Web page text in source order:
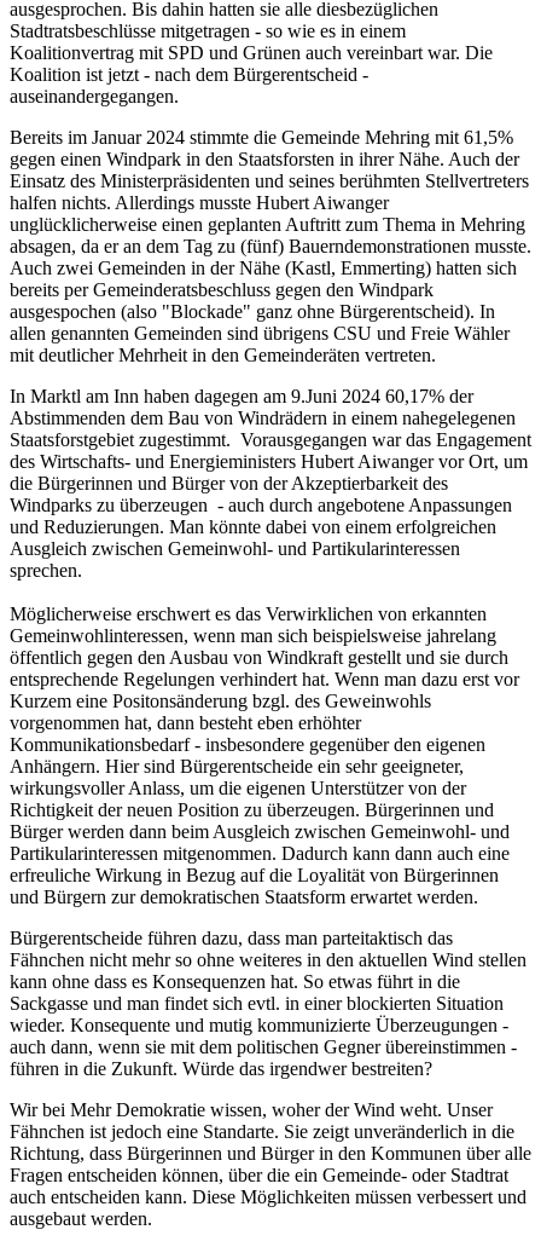
ausgesprochen. Bis dahin hatten sie alle diesbezüglichen
Stadtratsbeschlüsse mitgetragen - so wie es in einem
Koalitionvertrag mit SPD und Grünen auch vereinbart war. Die
Koalition ist jetzt - nach dem Bürgerentscheid -
auseinandergegangen.
Bereits im Januar 2024 stimmte die Gemeinde Mehring mit 61,5%
gegen einen Windpark in den Staatsforsten in ihrer Nähe. Auch der
Einsatz des Ministerpräsidenten und seines berühmten Stellvertreters
halfen nichts. Allerdings musste Hubert Aiwanger
unglücklicherweise einen geplanten Auftritt zum Thema in Mehring
absagen, da er an dem Tag zu (fünf) Bauerndemonstrationen musste.
Auch zwei Gemeinden in der Nähe (Kastl, Emmerting) hatten sich
bereits per Gemeinderatsbeschluss gegen den Windpark
ausgespochen (also "Blockade" ganz ohne Bürgerentscheid). In
allen genannten Gemeinden sind übrigens CSU und Freie Wähler
mit deutlicher Mehrheit in den Gemeinderäten vertreten.
In Marktl am Inn haben dagegen am 9.Juni 2024 60,17% der
Abstimmenden dem Bau von Windrädern in einem nahegelegenen
Staatsforstgebiet zugestimmt. Vorausgegangen war das Engagement
des Wirtschafts- und Energieministers Hubert Aiwanger vor Ort, um
die Bürgerinnen und Bürger von der Akzeptierbarkeit des
Windparks zu überzeugen - auch durch angebotene Anpassungen
und Reduzierungen. Man könnte dabei von einem erfolgreichen
Ausgleich zwischen Gemeinwohl- und Partikularinteressen
sprechen.
Möglicherweise erschwert es das Verwirklichen von erkannten
Gemeinwohlinteressen, wenn man sich beispielsweise jahrelang
öffentlich gegen den Ausbau von Windkraft gestellt und sie durch
entsprechende Regelungen verhindert hat. Wenn man dazu erst vor
Kurzem eine Positonsänderung bzgl. des Geweinwohls
vorgenommen hat, dann besteht eben erhöhter
Kommunikationsbedarf - insbesondere gegenüber den eigenen
Anhängern. Hier sind Bürgerentscheide ein sehr geeigneter,
wirkungsvoller Anlass, um die eigenen Unterstützer von der
Richtigkeit der neuen Position zu überzeugen. Bürgerinnen und
Bürger werden dann beim Ausgleich zwischen Gemeinwohl- und
Partikularinteressen mitgenommen. Dadurch kann dann auch eine
erfreuliche Wirkung in Bezug auf die Loyalität von Bürgerinnen
und Bürgern zur demokratischen Staatsform erwartet werden.
Bürgerentscheide führen dazu, dass man parteitaktisch das
Fähnchen nicht mehr so ohne weiteres in den aktuellen Wind stellen
kann ohne dass es Konsequenzen hat. So etwas führt in die
Sackgasse und man findet sich evtl. in einer blockierten Situation
wieder. Konsequente und mutig kommunizierte Überzeugungen -
auch dann, wenn sie mit dem politischen Gegner übereinstimmen -
führen in die Zukunft. Würde das irgendwer bestreiten?
Wir bei Mehr Demokratie wissen, woher der Wind weht. Unser
Fähnchen ist jedoch eine Standarte. Sie zeigt unveränderlich in die
Richtung, dass Bürgerinnen und Bürger in den Kommunen über alle
Fragen entscheiden können, über die ein Gemeinde- oder Stadtrat
auch entscheiden kann. Diese Möglichkeiten müssen verbessert und
ausgebaut werden.